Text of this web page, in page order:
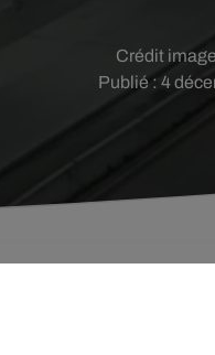
Publié : 4
Crédit
faire un